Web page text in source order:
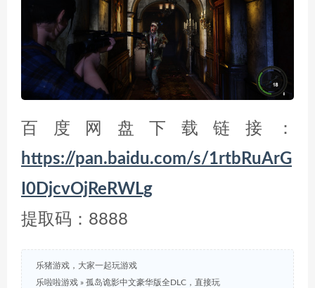
百度网盘下载链接：
https://pan.baidu.com/s/1rtbRuArG
I0DjcvOjReRWLg
提取码：8888
乐猪游戏，大家一起玩游戏
乐啦啦游戏 » 孤岛诡影中文豪华版全DLC，直接玩